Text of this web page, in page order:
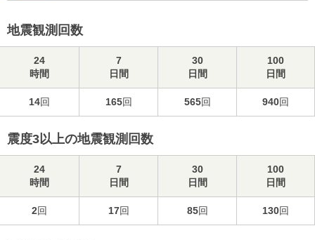
地震観測回数
24
時間
7
日間
30
日間
100
日間
14回 165回 565回 940回
震度3以上の地震観測回数
24
時間
7
日間
30
日間
100
日間
2回 17回 85回 130回